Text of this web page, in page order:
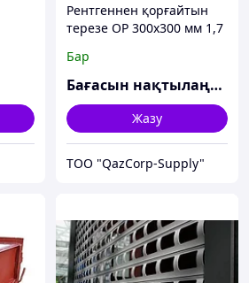
Рентгеннен қорғайтын
терезе ОР 300х300 мм 1,7
Бар
Бағасын нақтылаңыз
Жазу
ТОО "QazCorp-Supply"